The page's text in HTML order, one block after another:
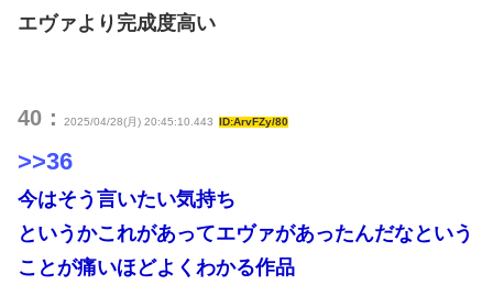
エヴァより完成度高い
40： 2025/04/28(月) 20:45:10.443 ID:ArvFZy/80
>>36
今はそう言いたい気持ち
というかこれがあってエヴァがあったんだなという
ことが痛いほどよくわかる作品